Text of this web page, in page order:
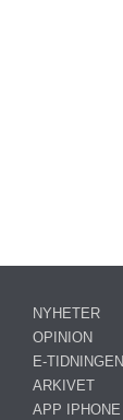
NYHETER
OPINION
E-TIDNINGEN
ARKIVET
APP IPHONE